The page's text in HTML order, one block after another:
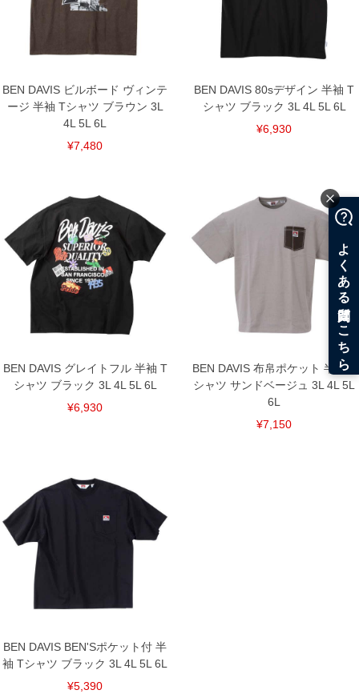
BEN DAVIS ビルボード ヴィンテ
ージ 半袖 Tシャツ ブラウン 3L
4L 5L 6L
¥7,480
BEN DAVIS 80sデザイン 半袖 T
シャツ ブラック 3L 4L 5L 6L
¥6,930
BEN DAVIS グレイトフル 半袖 T
シャツ ブラック 3L 4L 5L 6L
¥6,930
BEN DAVIS 布帛ポケット 半袖 T
シャツ サンドベージュ 3L 4L 5L
6L
¥7,150
BEN DAVIS BEN'Sポケット付 半
袖 Tシャツ ブラック 3L 4L 5L 6L
¥5,390